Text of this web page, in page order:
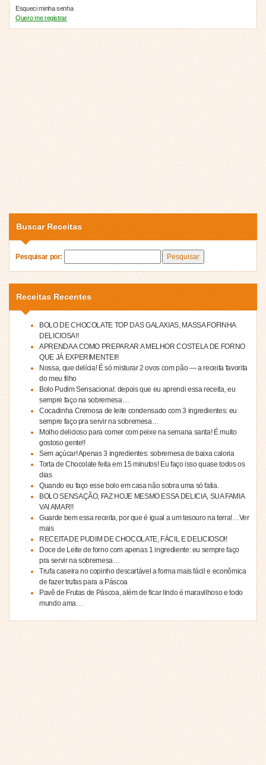
Esqueci minha senha
Quero me registrar
Buscar Receitas
Pesquisar por:
Receitas Recentes
BOLO DE CHOCOLATE TOP DAS GALAXIAS, MASSA FOFINHA
DELICIOSA!!
APRENDA A COMO PREPARAR A MELHOR COSTELA DE FORNO
QUE JÁ EXPERIMENTEI!!
Nossa, que delícia! É só misturar 2 ovos com pão — a receita favorita
do meu filho
Bolo Pudim Sensacional: depois que eu aprendi essa receita, eu
sempre faço na sobremesa…
Cocadinha Cremosa de leite condensado com 3 ingredientes: eu
sempre faço pra servir na sobremesa…
Molho delicioso para comer com peixe na semana santa! É muito
gostoso gente!!
Sem açúcar! Apenas 3 ingredientes: sobremesa de baixa caloria
Torta de Chocolate feita em 15 minutos! Eu faço isso quase todos os
dias
Quando eu faço esse bolo em casa não sobra uma só fatia.
BOLO SENSAÇÃO, FAZ HOJE MESMO ESSA DELICIA, SUA FAMIA
VAI AMAR!!
Guarde bem essa receita, por que é igual a um tesouro na terra!…Ver
mais
RECEITA DE PUDIM DE CHOCOLATE, FÁCIL E DELICIOSO!!
Doce de Leite de forno com apenas 1 ingrediente: eu sempre faço
pra servir na sobremesa…
Trufa caseira no copinho descartável a forma mais fácil e econômica
de fazer trufas para a Páscoa
Pavê de Frutas de Páscoa, além de ficar lindo é maravilhoso e todo
mundo ama…